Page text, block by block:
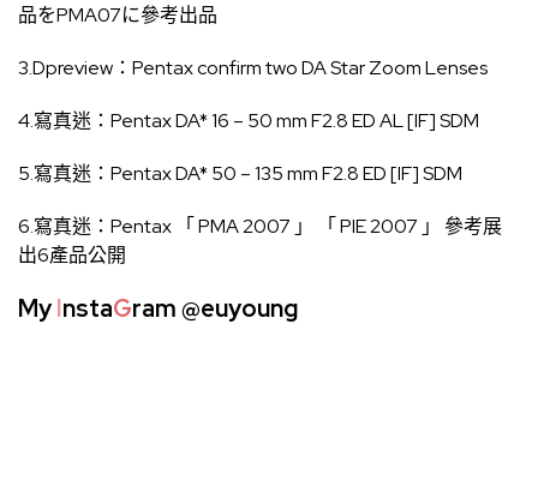
品をPMA07に參考出品
3.Dpreview： Pentax confirm two DA Star Zoom Lenses
4.寫真迷： Pentax DA* 16 – 50 mm F2.8 ED AL [IF] SDM
5.寫真迷： Pentax DA* 50 – 135 mm F2.8 ED [IF] SDM
6.寫真迷： Pentax 「 PMA 2007 」 「 PIE 2007 」 參考展
出6產品公開
MyInstaGram@euyoung